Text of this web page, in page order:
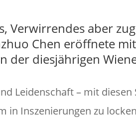
Verwirrendes aber
Chen eröffnete
der diesjährigen
Leidenschaft – mit
in Inszenierungen zu